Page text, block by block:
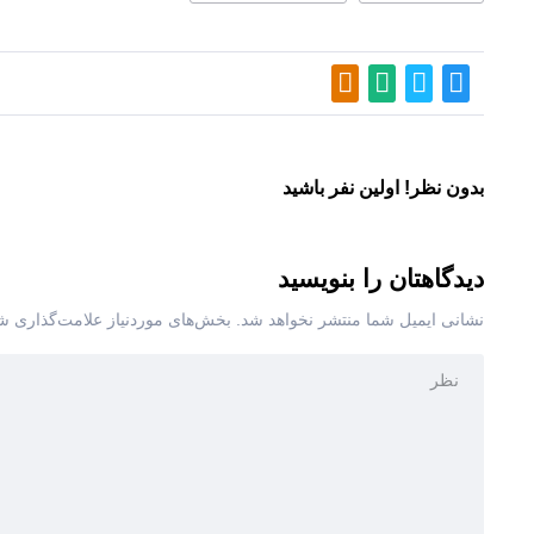
بدون نظر! اولین نفر باشید
دیدگاهتان را بنویسید
نشانی ایمیل شما منتشر نخواهد شد. بخش‌های موردنیاز علامت‌گذاری